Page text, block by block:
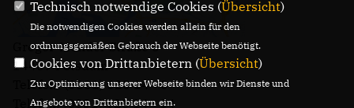
Gregor-Mendel-Straße 3
14469 Potsdam
Telefon: (0331) 620 14 - 0
Telefax: (0331) 620 14 - 14
Technisch notwendige Cookies (Übersicht)
Die notwendigen Cookies werden allein für den
ordnungsgemäßen Gebrauch der Webseite benötigt.
Cookies von Drittanbietern (Übersicht)
Zur Optimierung unserer Webseite binden wir Dienste und
Angebote von Drittanbietern ein.